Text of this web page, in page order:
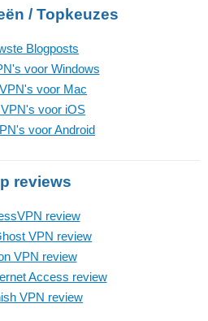
/ Topkeuzes
Blogposts
voor Windows
voor Mac
voor iOS
voor Android
reviews
review
VPN review
VPN review
Access review
VPN review